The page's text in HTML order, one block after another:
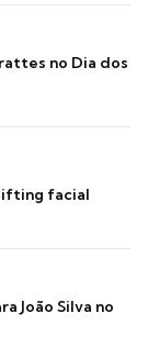
no Dia dos
facial
João Silva no